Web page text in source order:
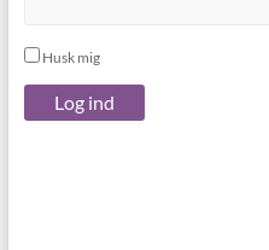
Husk mig
Log ind